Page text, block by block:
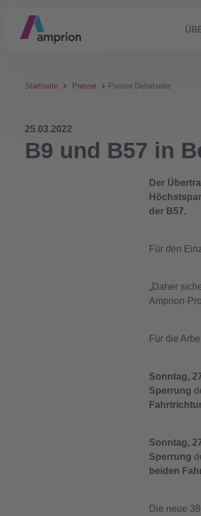
Startseite Presse Presse Detailseite
25.03.2022
B9 und B57 in
Der
der B57.
Für den
„Daher
Amprion-
Für die
Sonntag,
Sperrung
Sonntag,
Sperrung
beiden
Die neue